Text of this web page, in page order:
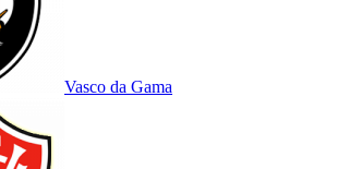
Vasco da Gama